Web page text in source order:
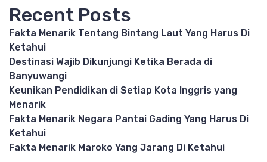
Recent Posts
Fakta Menarik Tentang Bintang Laut Yang Harus Di
Ketahui
Destinasi Wajib Dikunjungi Ketika Berada di
Banyuwangi
Keunikan Pendidikan di Setiap Kota Inggris yang
Menarik
Fakta Menarik Negara Pantai Gading Yang Harus Di
Ketahui
Fakta Menarik Maroko Yang Jarang Di Ketahui